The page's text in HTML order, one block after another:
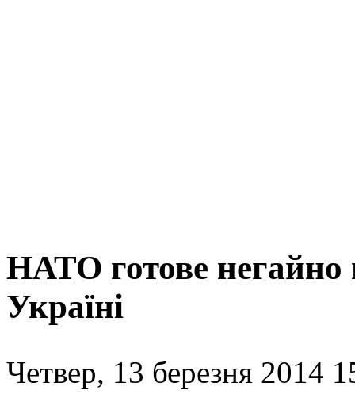
НАТО готове негайно
Україні
Четвер, 13 березня 2014